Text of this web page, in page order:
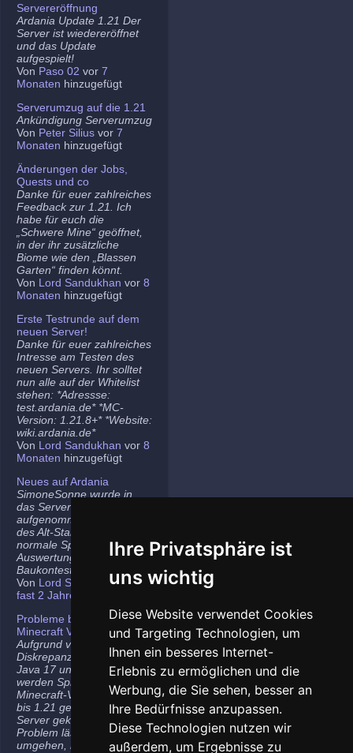
Ihre Privatsphäre ist
uns wichtig
Diese Website verwendet Cookies
und Targeting Technologien, um
Ihnen ein besseres Internet-
Erlebnis zu ermöglichen und die
Werbung, die Sie sehen, besser an
Ihre Bedürfnisse anzupassen.
Diese Technologien nutzen wir
außerdem, um Ergebnisse zu
Servereröffnung
Ardania Update 1.21 Der
Server ist wiedereröffnet
und das Update
aufgespielt!
Von Paso 02 vor 7
Monaten hinzugefügt
Serverumzug auf die 1.21
Ankündigung Serverumzug
Von Peter Silius vor 7
Monaten hinzugefügt
Änderungen der Jobs,
Quests und co
Danke für euer zahlreiches
Feedback zur 1.21. Ich
habe für euch die
„Schwere Mine“ geöffnet,
in der ihr zusätzliche
Biome wie den „Blassen
Garten“ finden könnt.
Von Lord Sandukhan vor 8
Monaten hinzugefügt
Erste Testrunde auf dem
neuen Server!
Danke für euer zahlreiches
Intresse am Testen des
neuen Servers. Ihr solltet
nun alle auf der Whitelist
stehen: *Adressse:
test.ardania.de* *MC-
Version: 1.21.8+* *Website:
wiki.ardania.de*
Von Lord Sandukhan vor 8
Monaten hinzugefügt
Neues auf Ardania
SimoneSonne wurde in
das Server-Team
aufgenommen, Freigabe
des Alt-Stammi Ranges für
normale Spieler,
Auswertung des letzten
Baukontest.
Von Lord Sandukhanvor
fast 2 Jahren
Probleme bei neueren
Minecraft Versionen
Aufgrund von
Diskrepanzen zwischen
Java 17 und Java 21
werden Spieler auf den
Minecraft-Versionen 1.20.5
bis 1.21 gelegentlich vom
Server gekickt. Das
Problem lässt sich
umgehen, indem ihr die